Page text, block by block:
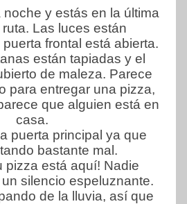
noche y estás en la última
Las luces están
frontal está abierta.
están tapiadas y el
de maleza. Parece
para entregar una pizza,
que alguien está en
casa.
puerta principal ya que
bastante mal.
pizza está aquí! Nadie
silencio espeluznante.
de la lluvia, así que